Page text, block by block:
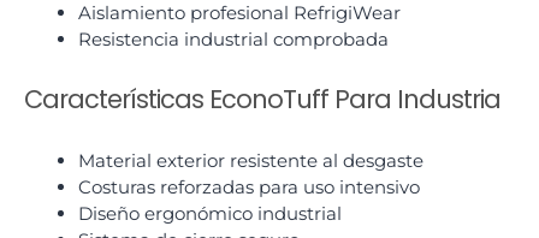
Aislamiento profesional RefrigiWear
Resistencia industrial comprobada
Características EconoTuff Para Industria
Material exterior resistente al desgaste
Costuras reforzadas para uso intensivo
Diseño ergonómico industrial